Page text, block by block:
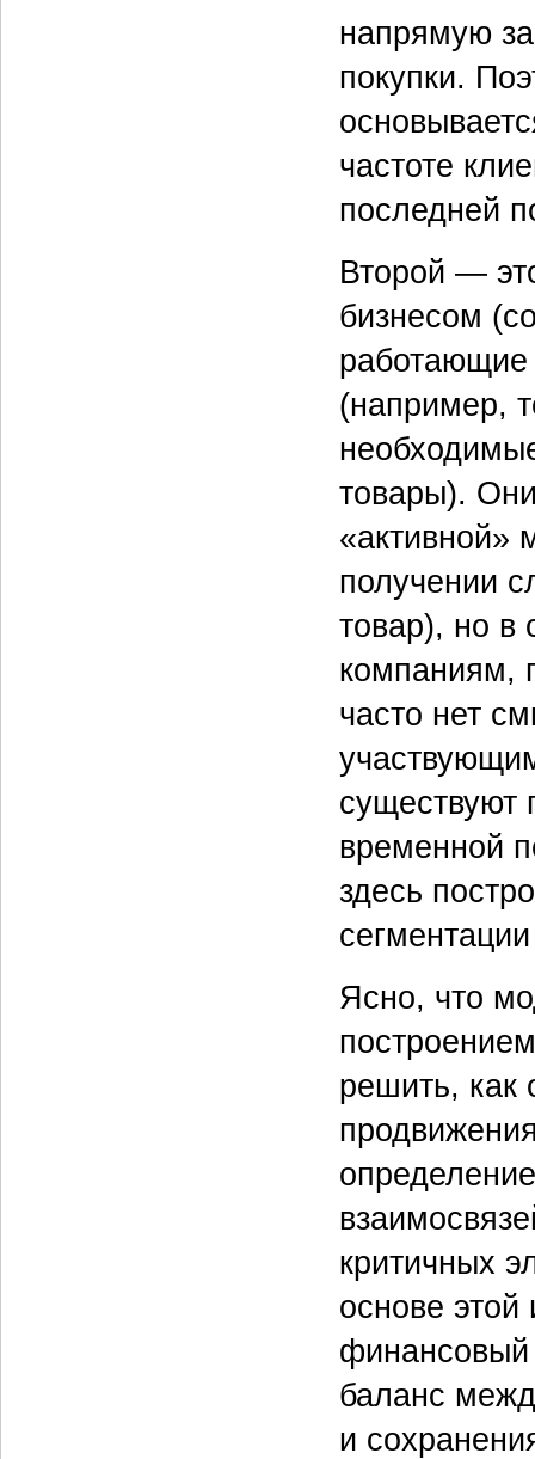
напрямую
покупки.
частоте
последней
Второй —
бизнесом
работающие
(например,
товары).
«активной»
получении
товар), но в
компаниям,
часто нет
существуют
временной
здесь
Ясно, что
решить, как
критичных
основе
финансовый
баланс
и